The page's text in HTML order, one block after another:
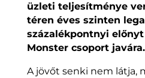
üzleti teljesítménye
téren éves szinten
százalékpontnyi
Monster csoport javára.
A jövőt senki nem látja,